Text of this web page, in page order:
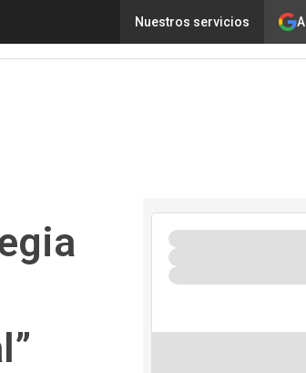
Nuestros servicios
millones de dólares en “infraestructura